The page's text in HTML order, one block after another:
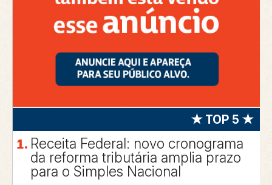
★ TOP 5 ★
Receita Federal: novo cronograma
da reforma tributária amplia prazo
para o Simples Nacional